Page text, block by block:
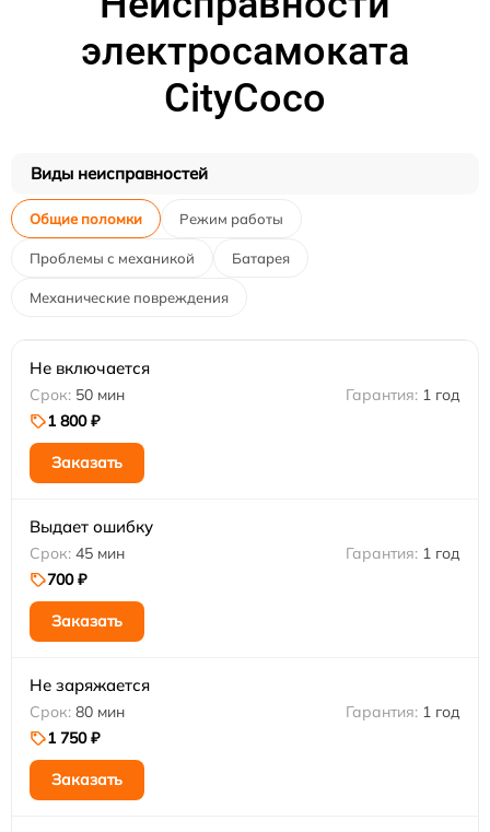
электросамоката
CityCoco
Виды неисправностей
Общие поломки Режим работы
Проблемы с механикой Батарея
Механические повреждения
Не включается
50 мин
1 год
1 800 ₽
Заказать
Выдает ошибку
45 мин
1 год
700 ₽
Заказать
Не заряжается
80 мин
1 год
1 750 ₽
Заказать